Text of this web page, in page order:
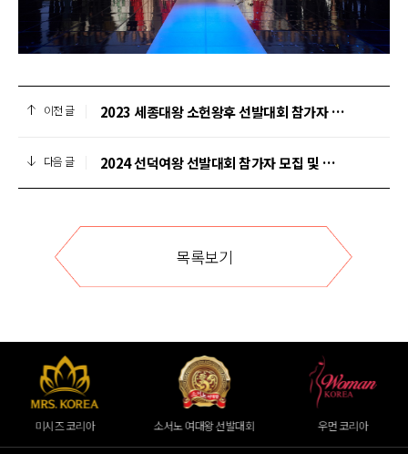
이전 글 2023 세종대왕 소헌왕후 선발대회 참가자 모집 및 일정 안내
다음 글 2024 선덕여왕 선발대회 참가자 모집 및 일정 안내
목록보기
미시즈 코리아 소서노 여대왕 선발대회 우먼 코리아